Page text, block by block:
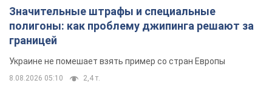
Значительные штрафы и специальные
полигоны: как проблему джипинга решают за
границей
Украине не помешает взять пример со стран Европы
8.08.2026 05:10 2,4 т.